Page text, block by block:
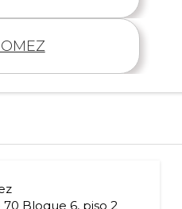
Bloque 6, piso 2